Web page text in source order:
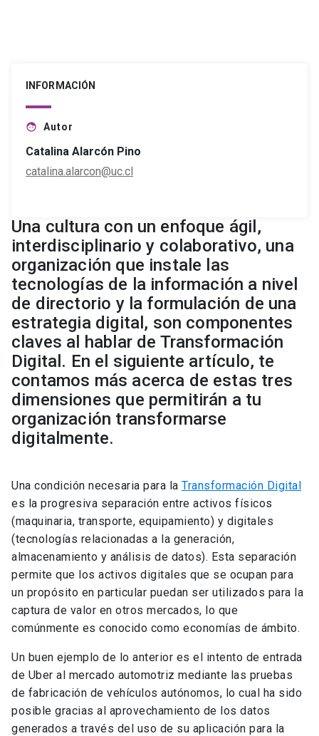
INFORMACIÓN
face Autor
Catalina Alarcón Pino
catalina.alarcon@uc.cl
Una cultura con un enfoque ágil,
interdisciplinario y colaborativo, una
organización que instale las
tecnologías de la información a nivel
de directorio y la formulación de una
estrategia digital, son componentes
claves al hablar de Transformación
Digital. En el siguiente artículo, te
contamos más acerca de estas tres
dimensiones que permitirán a tu
organización transformarse
digitalmente.
Una condición necesaria para la Transformación Digital
es la progresiva separación entre activos físicos
(maquinaria, transporte, equipamiento) y digitales
(tecnologías relacionadas a la generación,
almacenamiento y análisis de datos). Esta separación
permite que los activos digitales que se ocupan para
un propósito en particular puedan ser utilizados para la
captura de valor en otros mercados, lo que
comúnmente es conocido como economías de ámbito.
Un buen ejemplo de lo anterior es el intento de entrada
de Uber al mercado automotriz mediante las pruebas
de fabricación de vehículos autónomos, lo cual ha sido
posible gracias al aprovechamiento de los datos
generados a través del uso de su aplicación para la